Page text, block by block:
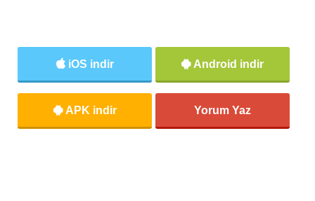
iOS indir Android indir
APK indir Yorum Yaz